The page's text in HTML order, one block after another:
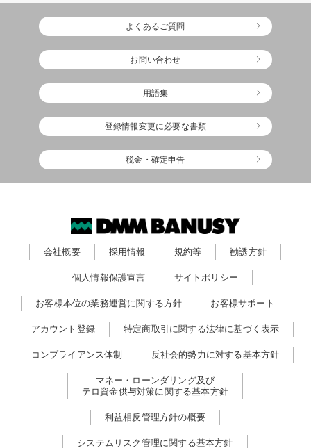
よくあるご質問
お問い合わせ
用語集
登録情報変更に必要な書類
税金・確定申告
会社概要 採用情報 規約等 勧誘方針
個人情報保護宣言 サイトポリシー
お客様本位の業務運営に関する方針 お客様サポート
アカウント登録 特定商取引に関する法律に基づく表示
コンプライアンス体制 反社会的勢力に対する基本方針
マネー・ローンダリング及び
テロ資金供与対策に関する基本方針
利益相反管理方針の概要
システムリスク管理に関する基本方針